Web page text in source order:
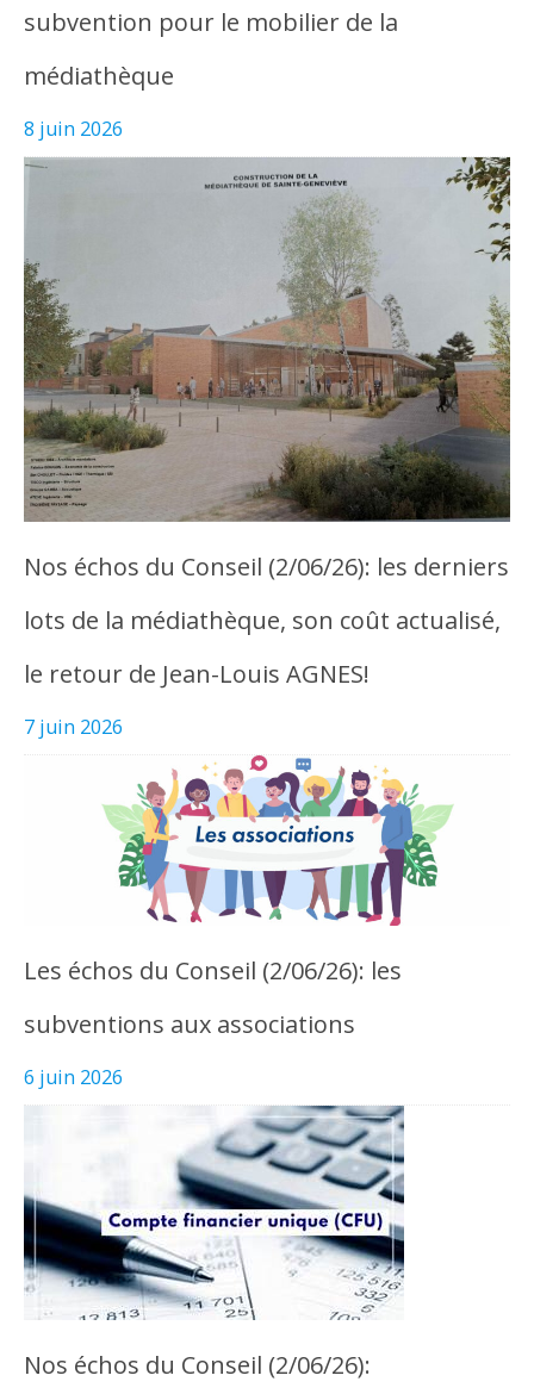
subvention pour le mobilier de la
médiathèque
8 juin 2026
Nos échos du Conseil (2/06/26): les derniers
lots de la médiathèque, son coût actualisé,
le retour de Jean-Louis AGNES!
7 juin 2026
Les échos du Conseil (2/06/26): les
subventions aux associations
6 juin 2026
Nos échos du Conseil (2/06/26):